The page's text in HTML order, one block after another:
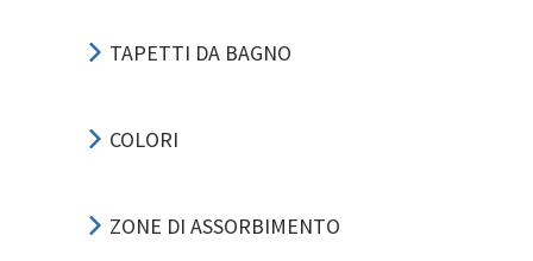
TAPETTI DA BAGNO
COLORI
ZONE DI ASSORBIMENTO